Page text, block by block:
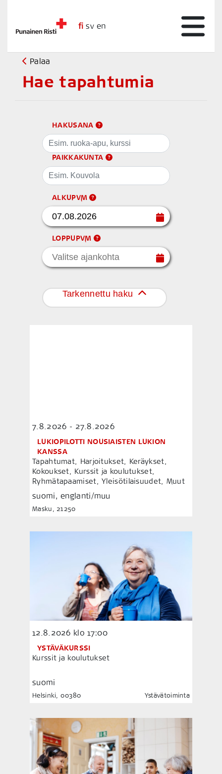
fi sv en
Palaa
Hae tapahtumia
HAKUSANA
PAIKKAKUNTA
ALKUPVM
LOPPUPVM
Tarkennettu haku
7.8.2026 - 27.8.2026
LUKIOPILOTTI NOUSIAISTEN LUKION
KANSSA
Tapahtumat, Harjoitukset, Keräykset,
Kokoukset, Kurssit ja koulutukset,
Ryhmätapaamiset, Yleisötilaisuudet, Muut
suomi, englanti/muu
Masku, 21250
12.8.2026 klo 17:00
YSTÄVÄKURSSI
Kurssit ja koulutukset
suomi
Helsinki, 00380 Ystävätoiminta